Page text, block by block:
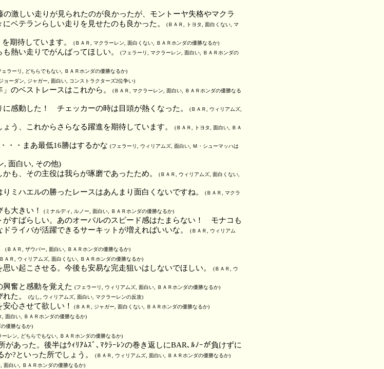
激しい走りが見られたのが良かったが、モントーヤ失格やマクラ
ベテランらしい走りを見せたのも良かった。
(ＢＡＲ, トヨタ, 面白くない, マ
期待しています。
(ＢＡＲ, マクラーレン, 面白くない, ＢＡＲホンダの優勝なるか)
熱い走りでがんばってほしい。 (フェラーリ, マクラーレン, 面白い, ＢＡＲホンダの
ェラーリ, どちらでもない, ＢＡＲホンダの優勝なるか)
ョーダン, ジャガー, 面白い, コンストラクターズ2位争い)
のベストレースはこれから。 (ＢＡＲ, マクラーレン, 面白い, ＢＡＲホンダの優勝なる
感動した！ チェッカーの時は目頭が熱くなった。
(ＢＡＲ, ウィリアムズ,
う、これからさらなる躍進を期待しています。
(ＢＡＲ, トヨタ, 面白い, ＢＡ
・・まあ最低16勝はするかな (フェラーリ, ウィリアムズ, 面白い, Ｍ・シューマッハは
, 面白い, その他)
も、その主役は我らが琢磨であったため。
(ＢＡＲ, ウィリアムズ, 面白くない,
ミハエルの勝ったレースはあんまり面白くないですね。
(ＢＡＲ, マクラ
大きい！
(ミナルディ, ルノー, 面白い, ＢＡＲホンダの優勝なるか)
がすばらしい。あのオーバルのスピード感はたまらない！ モナコも
ライバが活躍できるサーキットが増えればいいな。
(ＢＡＲ, ウィリアム
(ＢＡＲ, ザウバー, 面白い, ＢＡＲホンダの優勝なるか)
ＡＲ, ウィリアムズ, 面白くない, ＢＡＲホンダの優勝なるか)
い起こさせる。今後も安易な完走狙いはしないでほしい。 (ＢＡＲ, ウ
奮と感動を覚えた (フェラーリ, ウィリアムズ, 面白い, ＢＡＲホンダの優勝なるか)
た。 (なし, ウィリアムズ, 面白い, マクラーレンの反攻)
心させて欲しい！ (ＢＡＲ, ジャガー, 面白くない, ＢＡＲホンダの優勝なるか)
, 面白い, ＢＡＲホンダの優勝なるか)
優勝なるか)
ーレン, どちらでもない, ＢＡＲホンダの優勝なるか)
があった。後半はｳｨﾘｱﾑｽﾞ､ﾏｸﾗｰﾚﾝの巻き返しにBAR､ﾙﾉｰが負けずに
?といった所でしょう。
(ＢＡＲ, ウィリアムズ, 面白い, ＢＡＲホンダの優勝なるか)
面白い, ＢＡＲホンダの優勝なるか)